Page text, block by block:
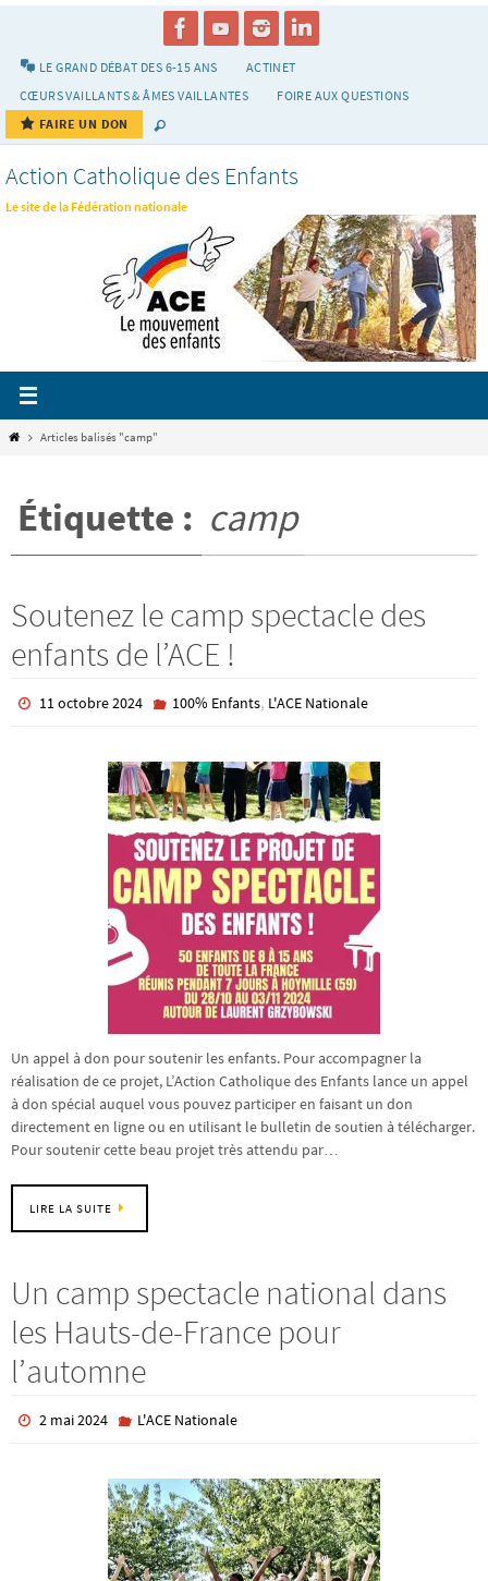
LE GRAND DÉBAT DES 6-15 ANS
ACTINET
CŒURS VAILLANTS & ÂMES VAILLANTES
FOIRE AUX QUESTIONS
FAIRE UN DON
Action Catholique des Enfants
Le site de la Fédération nationale
HomeArticles balisés "camp"
Étiquette : camp
Soutenez le camp spectacle des
enfants de l’ACE !
11 octobre 2024 100% Enfants, L'ACE Nationale
Un appel à don pour soutenir les enfants. Pour accompagner la
réalisation de ce projet, L’Action Catholique des Enfants lance un appel
à don spécial auquel vous pouvez participer en faisant un don
directement en ligne ou en utilisant le bulletin de soutien à télécharger.
Pour soutenir cette beau projet très attendu par…
LIRE LA SUITE
Un camp spectacle national dans
les Hauts-de-France pour
l’automne
2 mai 2024 L'ACE Nationale